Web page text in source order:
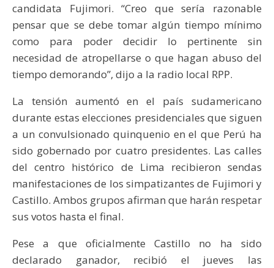
candidata Fujimori. “Creo que sería razonable
pensar que se debe tomar algún tiempo mínimo
como para poder decidir lo pertinente sin
necesidad de atropellarse o que hagan abuso del
tiempo demorando”, dijo a la radio local RPP.
La tensión aumentó en el país sudamericano
durante estas elecciones presidenciales que siguen
a un convulsionado quinquenio en el que Perú ha
sido gobernado por cuatro presidentes. Las calles
del centro histórico de Lima recibieron sendas
manifestaciones de los simpatizantes de Fujimori y
Castillo. Ambos grupos afirman que harán respetar
sus votos hasta el final.
Pese a que oficialmente Castillo no ha sido
declarado ganador, recibió el jueves las